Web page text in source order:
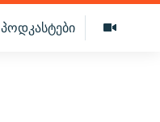
პოდკასტები